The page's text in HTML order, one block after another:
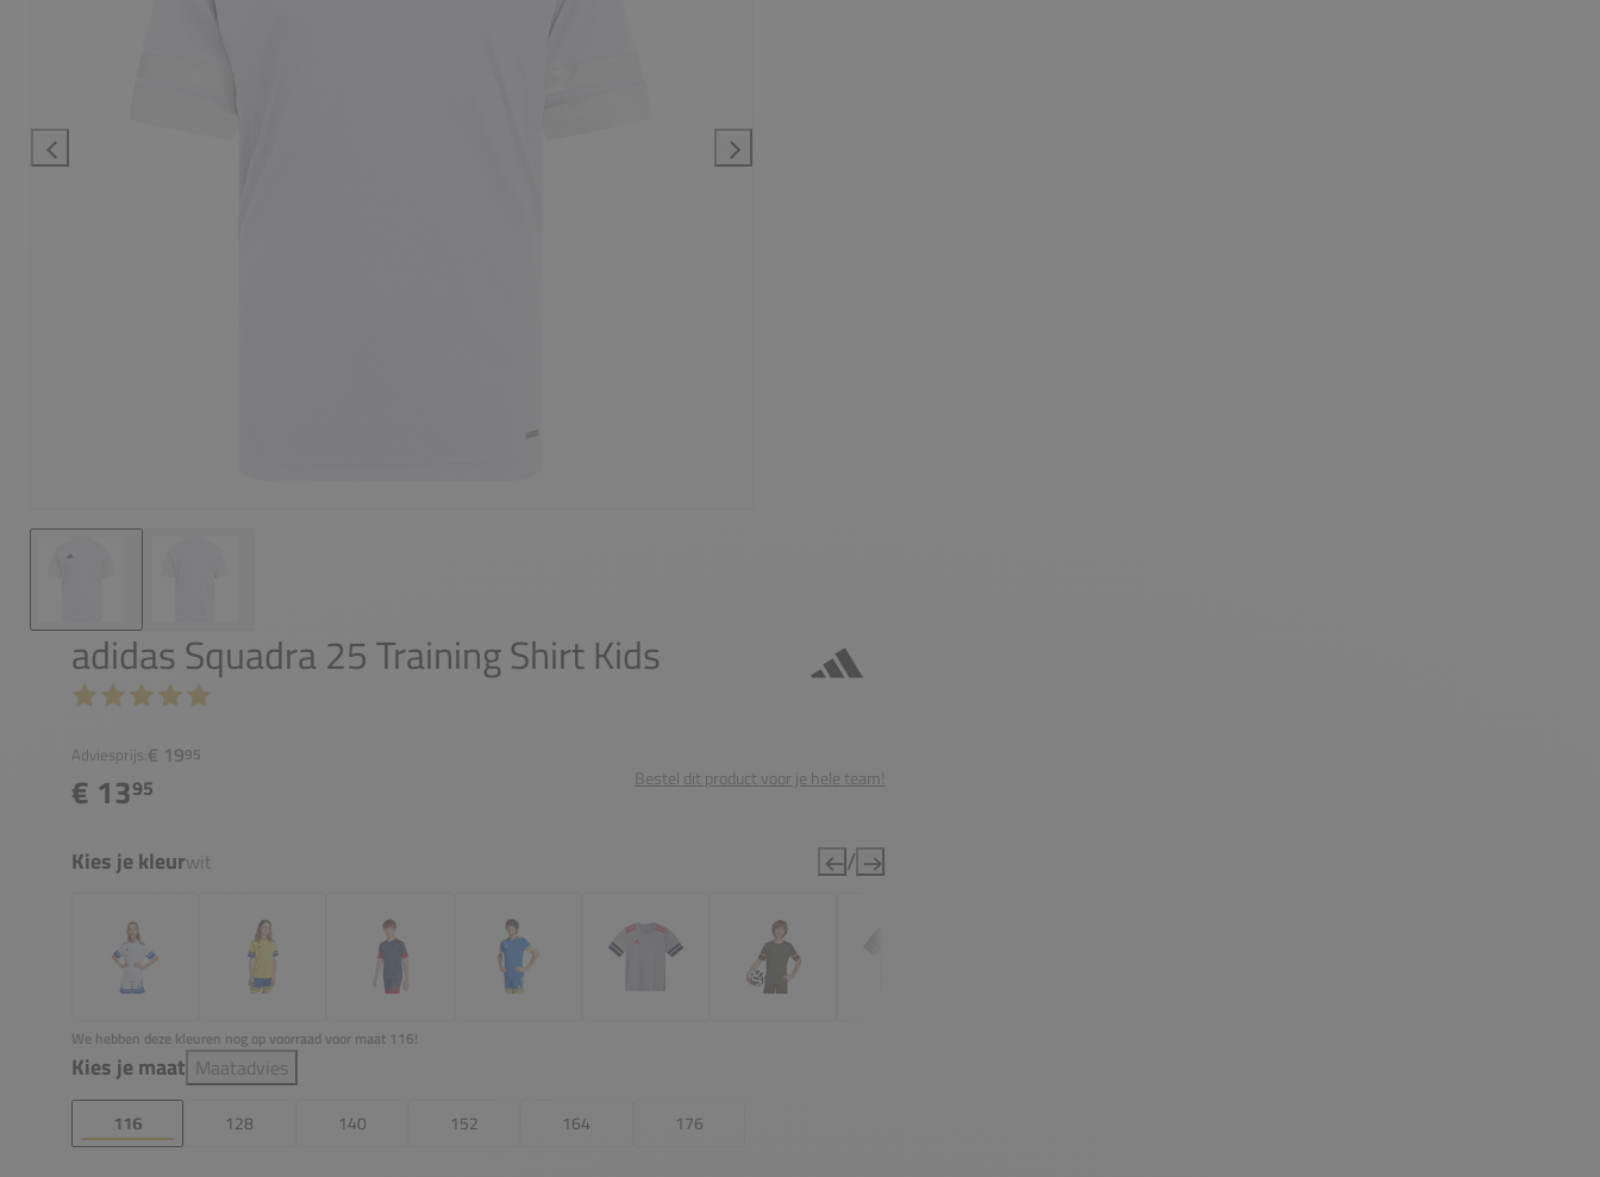
adidas Squadra 25 Training Shirt Kids
Adviesprijs:€ 1995
€ 1395 Bestel dit product voor je hele team!
Kies je kleurwit /
We hebben deze kleuren nog op voorraad voor maat 116!
Kies je maat Maatadvies
116 128 140 152 164 176